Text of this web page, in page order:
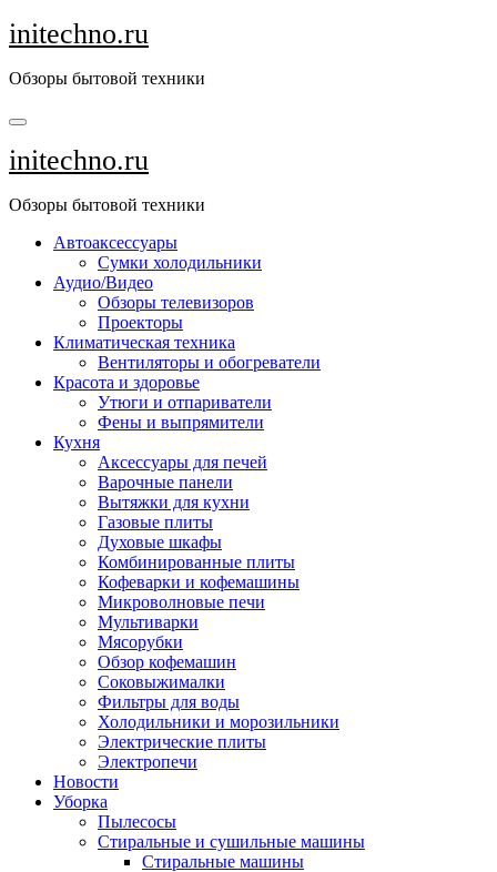
Перейти
к
initechno.ru
Обзоры бытовой техники
initechno.ru
Обзоры бытовой техники
Автоаксессуары
Сумки холодильники
Аудио/Видео
Обзоры телевизоров
Проекторы
Климатическая техника
Вентиляторы и обогреватели
Красота и здоровье
Утюги и отпариватели
Фены и выпрямители
Кухня
Аксессуары для печей
Варочные панели
Вытяжки для кухни
Газовые плиты
Духовые шкафы
Комбинированные плиты
Кофеварки и кофемашины
Микроволновые печи
Мультиварки
Мясорубки
Обзор кофемашин
Соковыжималки
Фильтры для воды
Холодильники и морозильники
Электрические плиты
Электропечи
Новости
Уборка
Пылесосы
Стиральные и сушильные машины
Стиральные машины